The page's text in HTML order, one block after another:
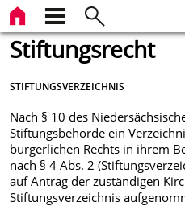
Stiftungsrecht
STIFTUNGSVERZEICHNIS
Nach § 10 des
Stiftungsbehörde ein
bürgerlichen Rechts in ihrem
nach § 4 Abs. 2
auf Antrag der zuständigen
Stiftungsverzeichnis